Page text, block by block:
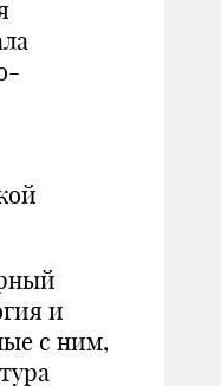
и
с ним,